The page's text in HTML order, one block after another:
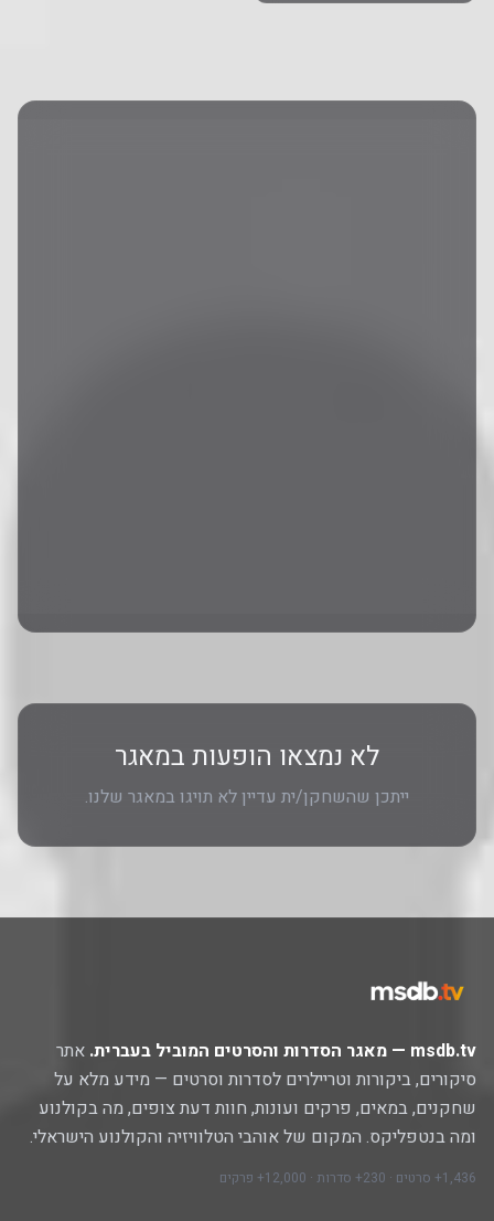
לא נמצאו הופעות במאגר
ייתכן שהשחקן/ית עדיין לא תויגו במאגר שלנו.
msdb.tv — מאגר הסדרות והסרטים המוביל בעברית.
אתר
סיקורים, ביקורות וטריילרים לסדרות וסרטים — מידע מלא על
שחקנים, במאים, פרקים ועונות, חוות דעת צופים, מה בקולנוע
ומה בנטפליקס. המקום של אוהבי הטלוויזיה והקולנוע הישראלי.
1,436+ סרטים · 230+ סדרות · 12,000+ פרקים